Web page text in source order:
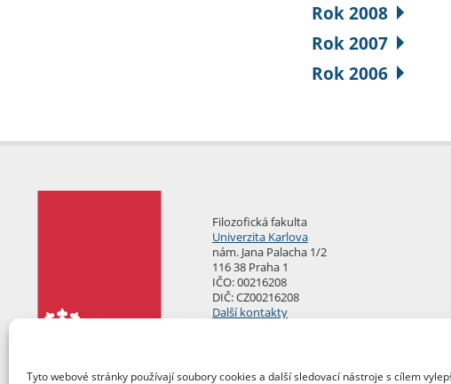
Tyto webové stránky používají soubory cookies a další sledovací nástroje s cílem
Rok 2008
Rok 2007
Rok 2006
Filozofická fakulta
Univerzita Karlova
nám. Jana Palacha 1/2
116 38 Praha 1
IČO: 00216208
DIČ: CZ00216208
Další kontakty